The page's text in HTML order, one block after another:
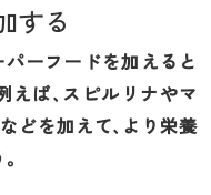
する
ーフードを加えると
えば、スピルリナやマ
どを加えて、より栄養